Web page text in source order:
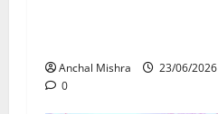
Anchal Mishra
23/06/2026
0